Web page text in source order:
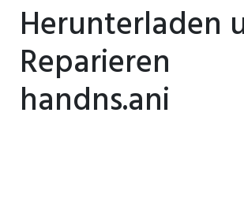
Herunterladen
Reparieren
handns.ani